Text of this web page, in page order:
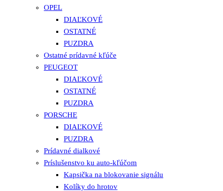
OPEL
DIAĽKOVÉ
OSTATNÉ
PUZDRA
Ostatné prídavné kľúče
PEUGEOT
DIAĽKOVÉ
OSTATNÉ
PUZDRA
PORSCHE
DIAĽKOVÉ
PUZDRA
Prídavné dialkové
Príslušenstvo ku auto-kľúčom
Kapsička na blokovanie signálu
Kolíky do hrotov